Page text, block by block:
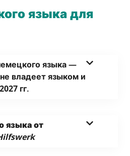
язы­ка для
язы­ка —
вла­де­ет язы­ком и
гг.
язы­ка от